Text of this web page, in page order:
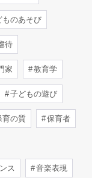
のあそび
待
家 教育学
子どもの遊び
の質 保育者
ス 音楽表現